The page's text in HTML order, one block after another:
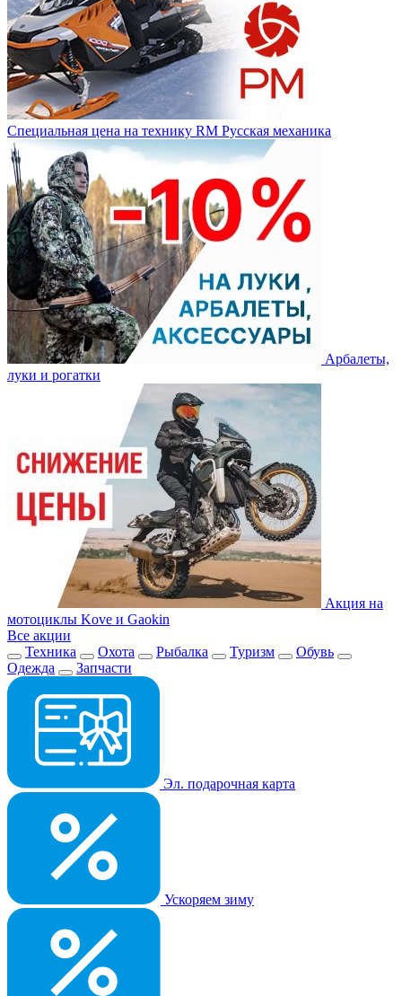
Специальная цена на технику RM Русская механика
Арбалеты,
луки и рогатки
Акция на
мотоциклы Kove и Gaokin
Все акции
Техника
Охота Рыбалка Туризм
Обувь
Одежда
Запчасти
Эл. подарочная карта
Ускоряем зиму